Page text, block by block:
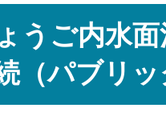
ょうご内水
（パブリ